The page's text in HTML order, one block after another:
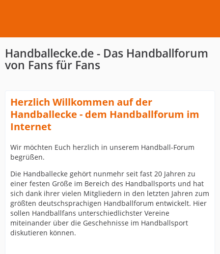
Handballecke.de - Das Handballforum
von Fans für Fans
Herzlich Willkommen auf der
Handballecke - dem Handballforum im
Internet
Wir möchten Euch herzlich in unserem Handball-Forum
begrüßen.
Die Handballecke gehört nunmehr seit fast 20 Jahren zu
einer festen Größe im Bereich des Handballsports und hat
sich dank ihrer vielen Mitgliedern in den letzten Jahren zum
größten deutschsprachigen Handballforum entwickelt. Hier
sollen Handballfans unterschiedlichster Vereine
miteinander über die Geschehnisse im Handballsport
diskutieren können.